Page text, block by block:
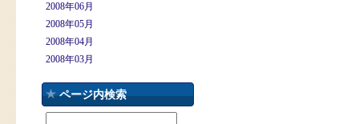
2008年06月
2008年05月
2008年04月
2008年03月
ページ内検索